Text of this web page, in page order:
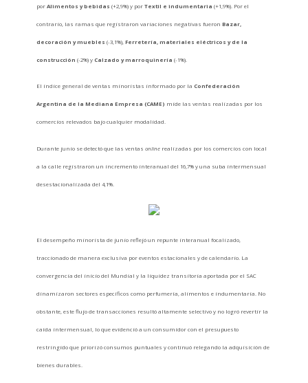
porAlimentos y bebidas (+2,9%) y porTextil e indumentaria (+1,9%). Por el
contrario, las ramas que registraron variaciones negativas fueronBazar,
decoración y muebles (-3,1%),Ferretería, materiales eléctricos y de la
construcción (-2%) yCalzado y marroquinería (-1%).
El índice general de ventas minoristas informado por laConfederación
Argentina de la Mediana Empresa (CAME) mide las ventas realizadas por los
comercios relevados bajo cualquier modalidad.
Durante junio se detectó que las ventasonline realizadas por los comercios con local
a la calle registraron un incremento interanual del 16,7% y una suba intermensual
desestacionalizada del 4,1%.
El desempeño minorista de junio reflejó un repunte interanual focalizado,
traccionado de manera exclusiva por eventos estacionales y de calendario. La
convergencia del inicio del Mundial y la liquidez transitoria aportada por el SAC
dinamizaron sectores específicos como perfumería, alimentos e indumentaria. No
obstante, este flujo de transacciones resultó altamente selectivo y no logró revertir la
caída intermensual, lo que evidenció a un consumidor con el presupuesto
restringido que priorizó consumos puntuales y continuó relegando la adquisición de
bienes durables.